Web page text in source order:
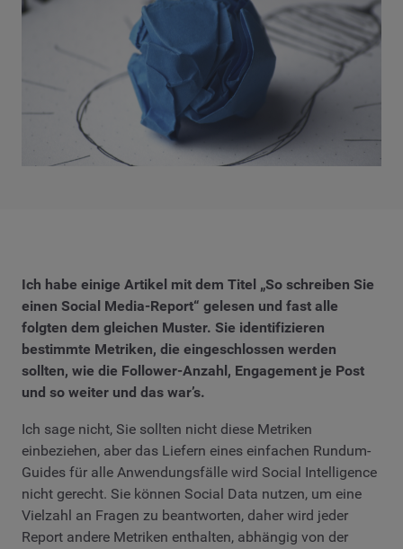
Ich habe einige Artikel mit dem Titel „So schreiben Sie
einen Social Media-Report“ gelesen und fast alle
folgten dem gleichen Muster. Sie identifizieren
bestimmte Metriken, die eingeschlossen werden
sollten, wie die Follower-Anzahl, Engagement je Post
und so weiter und das war’s.
Ich sage nicht, Sie sollten nicht diese Metriken
einbeziehen, aber das Liefern eines einfachen Rundum-
Guides für alle Anwendungsfälle wird Social Intelligence
nicht gerecht. Sie können Social Data nutzen, um eine
Vielzahl an Fragen zu beantworten, daher wird jeder
Report andere Metriken enthalten, abhängig von der